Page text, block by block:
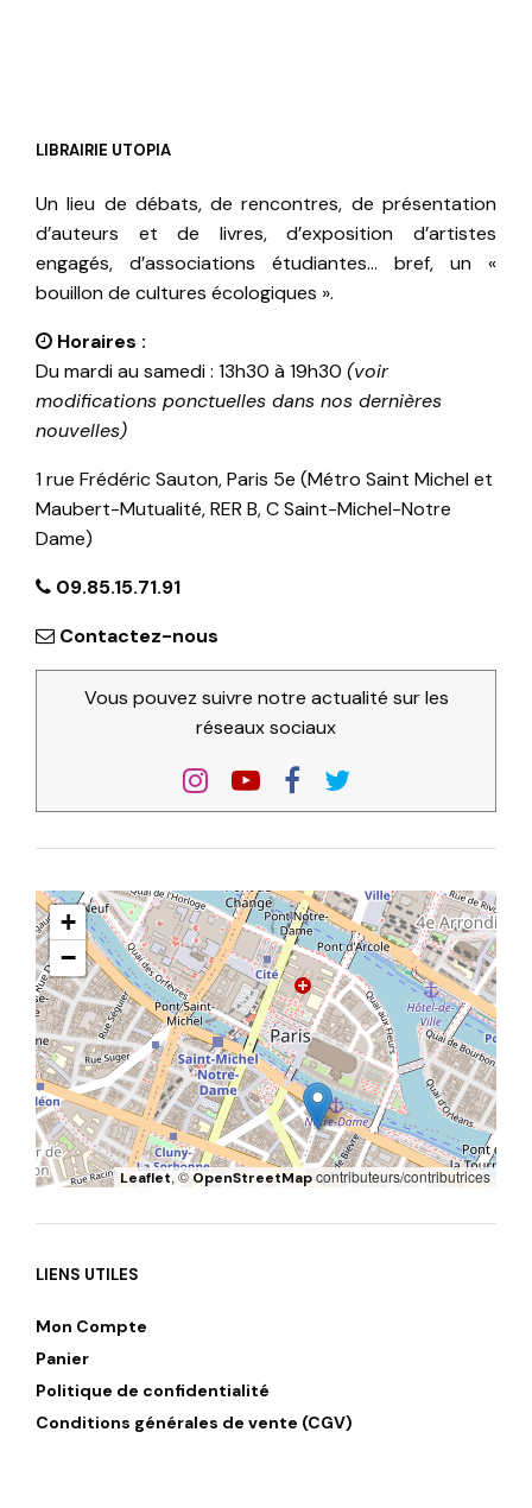
LIBRAIRIE UTOPIA
Un lieu de débats, de rencontres, de présentation
d’auteurs et de livres, d’exposition d’artistes
engagés, d’associations étudiantes… bref, un «
bouillon de cultures écologiques ».
Horaires :
Du mardi au samedi : 13h30 à 19h30 (voir
modifications ponctuelles dans nos dernières
nouvelles)
1 rue Frédéric Sauton, Paris 5e (Métro Saint Michel et
Maubert-Mutualité, RER B, C Saint-Michel-Notre
Dame)
09.85.15.71.91
Contactez-nous
Vous pouvez suivre notre actualité sur les
réseaux sociaux
+
−
Leaflet, ©OpenStreetMapcontributeurs/contributrices
LIENS UTILES
Mon Compte
Panier
Politique de confidentialité
Conditions générales de vente (CGV)